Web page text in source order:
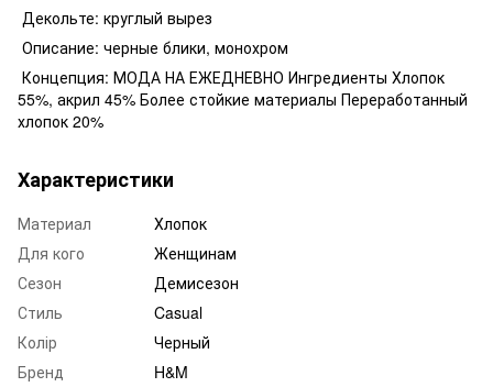
Декольте: круглый вырез
Описание: черные блики, монохром
Концепция: МОДА НА ЕЖЕДНЕВНО Ингредиенты Хлопок
55%, акрил 45% Более стойкие материалы Переработанный
хлопок 20%
Характеристики
Материал
Хлопок
Для кого
Женщинам
Сезон
Демисезон
Стиль
Casual
Колір
Черный
Бренд
H&M